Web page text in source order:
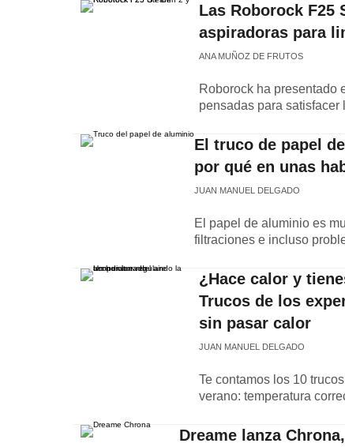
Las Roborock F25
aspiradoras para
ANA MUÑOZ DE FRUTOS
Roborock ha presentado
pensadas para
El truco de papel
por qué en unas
JUAN MANUEL DELGADO
El papel de aluminio es
filtraciones e incluso
¿Hace calor y
Trucos de los
sin pasar calor
JUAN MANUEL DELGADO
Te contamos los 10
verano: temperatura
Dreame lanza